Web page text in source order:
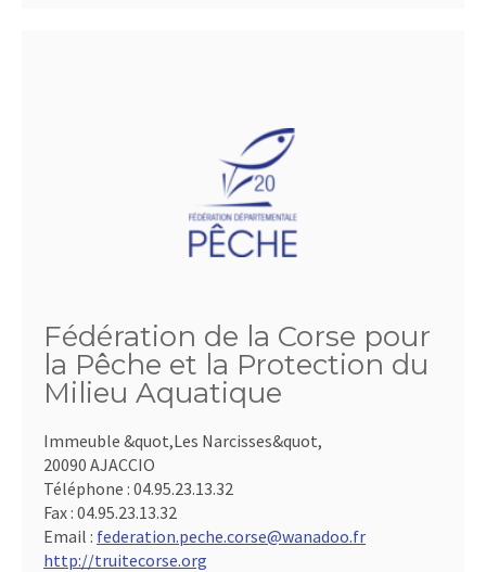
Fédération de la Corse pour
la Pêche et la Protection du
Milieu Aquatique
Immeuble &quot,Les Narcisses&quot,
20090 AJACCIO
Téléphone : 04.95.23.13.32
Fax : 04.95.23.13.32
Email : federation.peche.corse@wanadoo.fr
http://truitecorse.org